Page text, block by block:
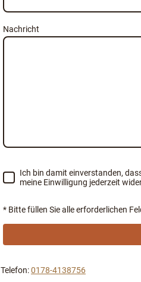
Nachricht
Ich bin damit einverstanden,
meine Einwilligung jederzeit
* Bitte füllen Sie alle erforderlichen
Telefon:0178-4138756